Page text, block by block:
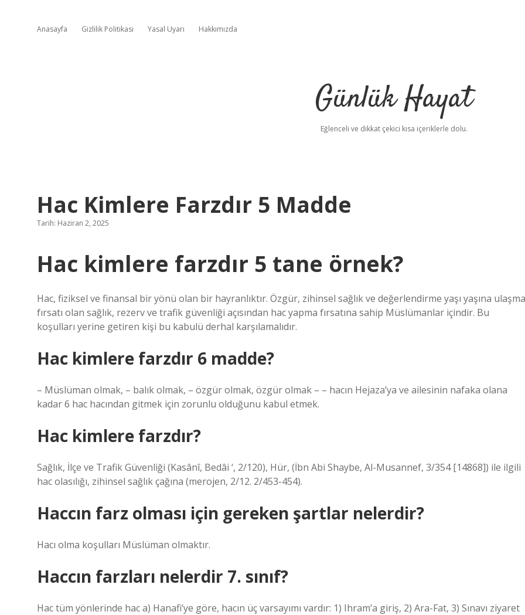
Anasayfa Gizlilik Politikası Yasal Uyarı Hakkımızda
Günlük Hayat
Eğlenceli ve dikkat çekici kısa içeriklerle dolu.
Hac Kimlere Farzdır 5 Madde
Tarih: Haziran 2, 2025
Hac kimlere farzdır 5 tane örnek?
Hac, fiziksel ve finansal bir yönü olan bir hayranlıktır. Özgür, zihinsel sağlık ve değerlendirme yaşı yaşına ulaşma
fırsatı olan sağlık, rezerv ve trafik güvenliği açısından hac yapma fırsatına sahip Müslümanlar içindir. Bu
koşulları yerine getiren kişi bu kabulü derhal karşılamalıdır.
Hac kimlere farzdır 6 madde?
– Müslüman olmak, – balık olmak, – özgür olmak, özgür olmak – – hacın Hejaza’ya ve ailesinin nafaka olana
kadar 6 hac hacından gitmek için zorunlu olduğunu kabul etmek.
Hac kimlere farzdır?
Sağlık, İlçe ve Trafik Güvenliği (Kasânî, Bedâi ‘, 2/120), Hür, (İbn Abi Shaybe, Al-Musannef, 3/354 [14868]) ile ilgili
hac olasılığı, zihinsel sağlık çağına (merojen, 2/12. 2/453-454).
Haccın farz olması için gereken şartlar nelerdir?
Hacı olma koşulları Müslüman olmaktır.
Haccın farzları nelerdir 7. sınıf?
Hac tüm yönlerinde hac a) Hanafi’ye göre, hacın üç varsayımı vardır: 1) Ihram’a giriş, 2) Ara-Fat, 3) Sınavı ziyaret